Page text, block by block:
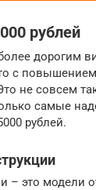
рублей
дорогим
с
не совсем
самые
рублей.
– это модели